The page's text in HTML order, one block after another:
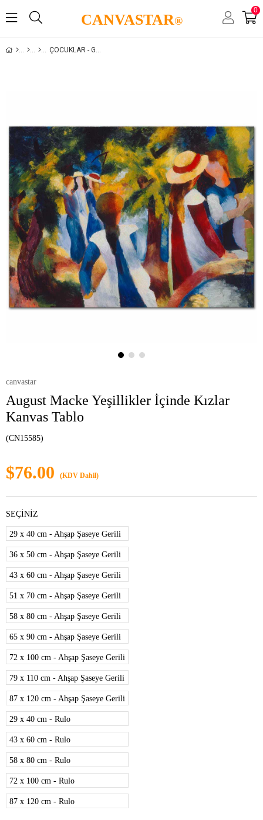
CANVASTAR®
0
ÇOCUKLAR - GENÇLIK
canvastar
August Macke Yeşillikler İçinde Kızlar
Kanvas Tablo
(CN15585)
$76.00 (KDV Dahil)
SEÇİNİZ
29 x 40 cm - Ahşap Şaseye Gerili
36 x 50 cm - Ahşap Şaseye Gerili
43 x 60 cm - Ahşap Şaseye Gerili
51 x 70 cm - Ahşap Şaseye Gerili
58 x 80 cm - Ahşap Şaseye Gerili
65 x 90 cm - Ahşap Şaseye Gerili
72 x 100 cm - Ahşap Şaseye Gerili
79 x 110 cm - Ahşap Şaseye Gerili
87 x 120 cm - Ahşap Şaseye Gerili
29 x 40 cm - Rulo
43 x 60 cm - Rulo
58 x 80 cm - Rulo
72 x 100 cm - Rulo
87 x 120 cm - Rulo